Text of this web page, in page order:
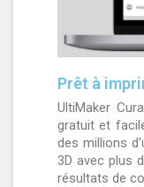
Prêt à
UltiMaker
gratuit et
des millions
3D avec plus
résultats de